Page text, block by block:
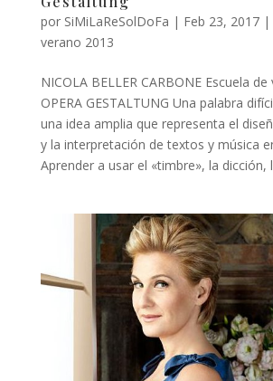
por SiMiLaReSolDoFa | Feb 23, 2017|
verano 2013
NICOLA BELLER CARBONE Escuela
OPERA GESTALTUNG Una palabra
una idea amplia que representa el
y la interpretación de textos y música
Aprender a usar el «timbre», la dicción,